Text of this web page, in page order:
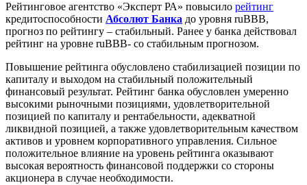
Рейтинговое агентство «Эксперт РА» повысило рейтинг
кредитоспособности Абсолют Банка до уровня ruВВВ,
прогноз по рейтингу – стабильный. Ранее у банка действовал
рейтинг на уровне ruBBB- со стабильным прогнозом.
Повышение рейтинга обусловлено стабилизацией позиции по
капиталу и выходом на стабильный положительный
финансовый результат. Рейтинг банка обусловлен умеренно
высокими рыночными позициями, удовлетворительной
позицией по капиталу и рентабельности, адекватной
ликвидной позицией, а также удовлетворительным качеством
активов и уровнем корпоративного управления. Сильное
положительное влияние на уровень рейтинга оказывают
высокая вероятность финансовой поддержки со стороны
акционера в случае необходимости.